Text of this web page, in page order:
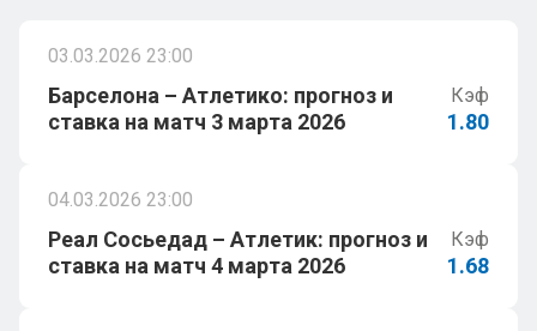
03.03.2026 23:00
Барселона – Атлетико: прогноз и
ставка на матч 3 марта 2026
Кэф
1.80
04.03.2026 23:00
Реал Сосьедад – Атлетик: прогноз и
ставка на матч 4 марта 2026
Кэф
1.68